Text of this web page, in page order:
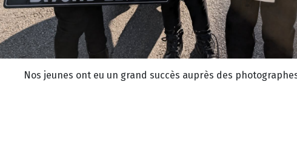
Nos jeunes ont eu un grand succès auprès des